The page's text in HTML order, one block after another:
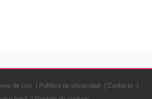
de uso Política de privacidad
Contacto